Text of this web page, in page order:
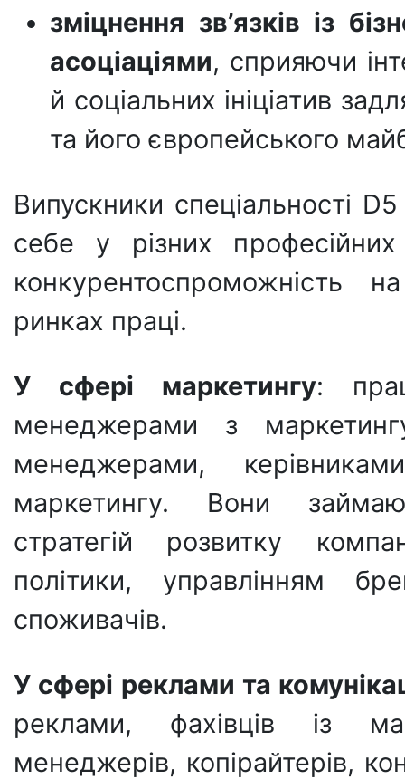
зміцнення зв’язків із
асоціаціями, сприяючи
й соціальних ініціатив
та його європейського
Випускники спеціальності
себе у різних
конкурентоспроможність
ринках праці.
У сфері маркетингу:
менеджерами з
менеджерами,
маркетингу. Вони
стратегій розвитку
політики, управлінням
споживачів.
У сфері реклами та
реклами, фахівців із
менеджерів, копірайтерів,